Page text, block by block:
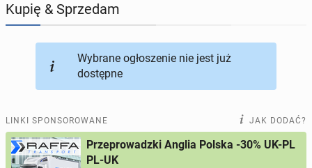
Kupię & Sprzedam
Wybrane ogłoszenie nie jest już
dostępne
LINKI SPONSOROWANE JAK DODAĆ?
Przeprowadzki Anglia Polska -30% UK-PL
PL-UK